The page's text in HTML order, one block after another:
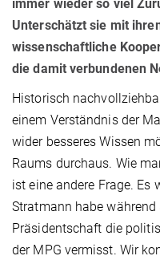
immer wieder so viel
Unterschätzt sie mit
wissenschaftliche
die damit verbundenen
Historisch
einem Verständnis der
wider besseres Wissen
Raums durchaus. Wie
ist eine andere Frage. Es
Stratmann habe
Präsidentschaft die
der MPG vermisst. Wir